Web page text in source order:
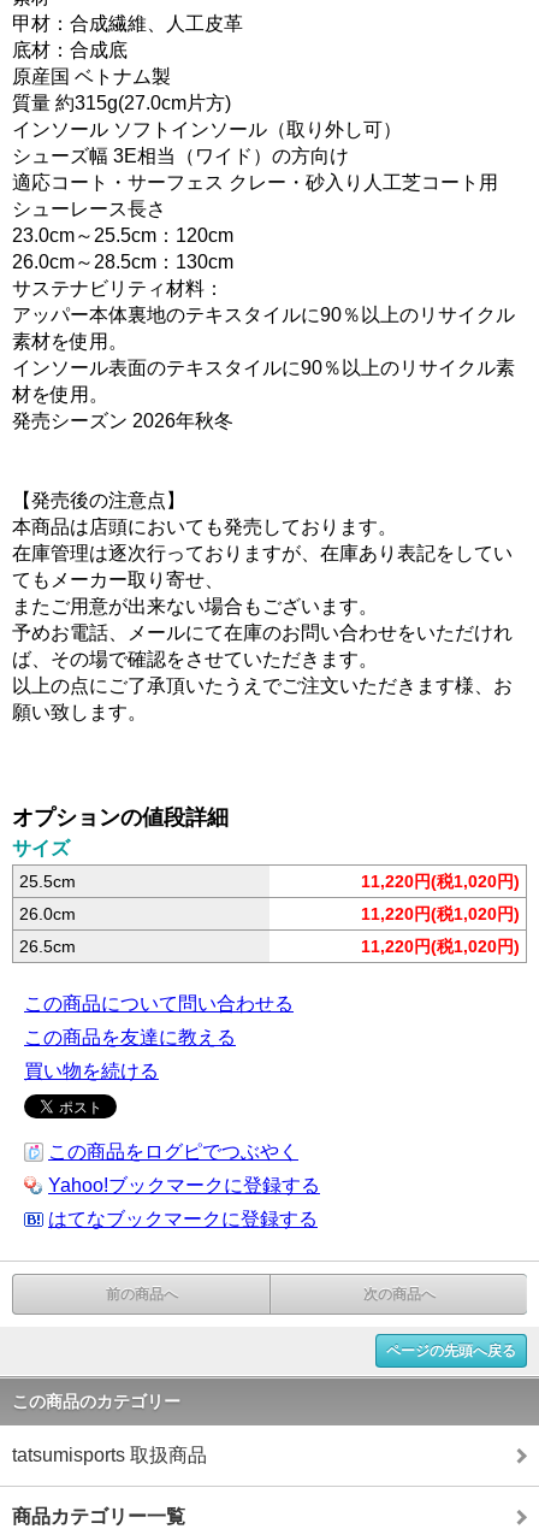
甲材：合成繊維、人工皮革
底材：合成底
原産国 ベトナム製
質量 約315g(27.0cm片方)
インソール ソフトインソール（取り外し可）
シューズ幅 3E相当（ワイド）の方向け
適応コート・サーフェス クレー・砂入り人工芝コート用
シューレース長さ
23.0cm～25.5cm：120cm
26.0cm～28.5cm：130cm
サステナビリティ材料：
アッパー本体裏地のテキスタイルに90％以上のリサイクル
素材を使用。
インソール表面のテキスタイルに90％以上のリサイクル素
材を使用。
発売シーズン 2026年秋冬
【発売後の注意点】
本商品は店頭においても発売しております。
在庫管理は逐次行っておりますが、在庫あり表記をしてい
てもメーカー取り寄せ、
またご用意が出来ない場合もございます。
予めお電話、メールにて在庫のお問い合わせをいただけれ
ば、その場で確認をさせていただきます。
以上の点にご了承頂いたうえでご注文いただきます様、お
願い致します。
オプションの値段詳細
サイズ
25.5cm
11,220円(税1,020円)
26.0cm
11,220円(税1,020円)
26.5cm
11,220円(税1,020円)
この商品について問い合わせる
この商品を友達に教える
買い物を続ける
この商品をログピでつぶやく
Yahoo!ブックマークに登録する
はてなブックマークに登録する
前の商品へ 次の商品へ
ページの先頭へ戻る
この商品のカテゴリー
tatsumisports 取扱商品
商品カテゴリー一覧